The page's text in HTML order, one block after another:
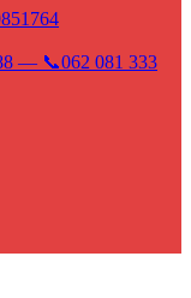
— 📞062 081 333